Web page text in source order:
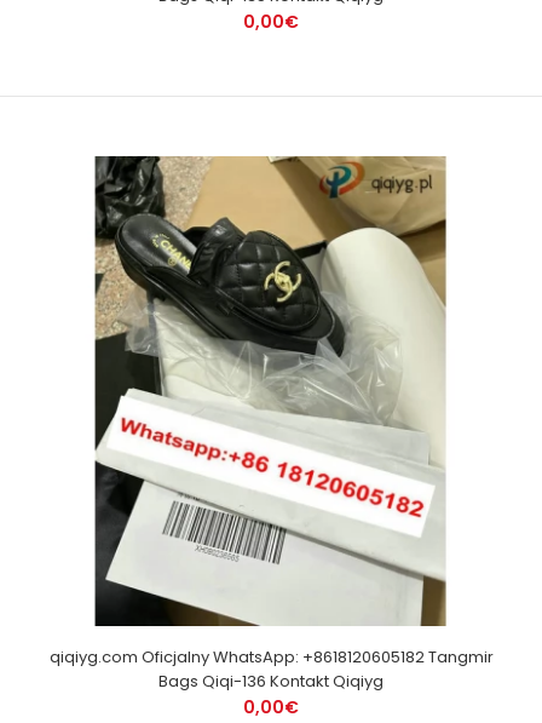
0,00€
qiqiyg.com Oficjalny WhatsApp: +8618120605182 Tangmir
Bags Qiqi-136 Kontakt Qiqiyg
0,00€